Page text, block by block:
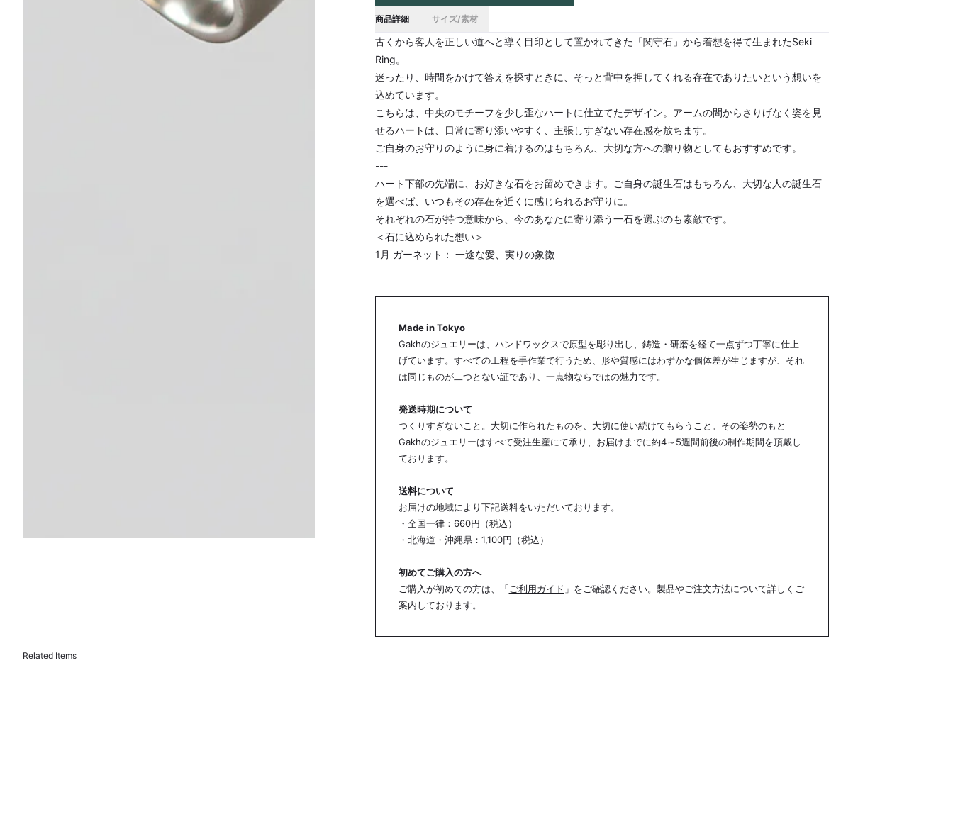
商品詳細 サイズ/素材
古くから客人を正しい道へと導く目印として置かれてきた「関守石」から着想を得て生まれたSeki
Ring。
迷ったり、時間をかけて答えを探すときに、そっと背中を押してくれる存在でありたいという想いを
込めています。
こちらは、中央のモチーフを少し歪なハートに仕立てたデザイン。アームの間からさりげなく姿を見
せるハートは、日常に寄り添いやすく、主張しすぎない存在感を放ちます。
ご自身のお守りのように身に着けるのはもちろん、大切な方への贈り物としてもおすすめです。
---
ハート下部の先端に、お好きな石をお留めできます。ご自身の誕生石はもちろん、大切な人の誕生石
を選べば、いつもその存在を近くに感じられるお守りに。
それぞれの石が持つ意味から、今のあなたに寄り添う一石を選ぶのも素敵です。
＜石に込められた想い＞
1月 ガーネット： 一途な愛、実りの象徴
5月 エメラルド： 幸運を呼ぶ、癒しの緑
6月 ムーンストーン： 月の神秘、優しい感受性
7月 ルビー： 情熱の赤、勝利の証
8月 ペリドット： 太陽の輝き、希望の光
10月 グリーントルマリン： 内なる平和、しなやかな強さ
11月 シトリン： 太陽の恵み、豊かさの象徴
12月 タンザナイト： 人生を導く、叡智の輝き
Made in Tokyo
Gakhのジュエリーは、ハンドワックスで原型を彫り出し、鋳造・研磨を経て一点ずつ丁寧に仕上
げています。すべての工程を手作業で行うため、形や質感にはわずかな個体差が生じますが、それ
は同じものが二つとない証であり、一点物ならではの魅力です。
発送時期について
つくりすぎないこと。大切に作られたものを、大切に使い続けてもらうこと。その姿勢のもと
Gakhのジュエリーはすべて受注生産にて承り、お届けまでに約4～5週間前後の制作期間を頂戴し
ております。
送料について
お届けの地域により下記送料をいただいております。
・全国一律：660円（税込）
・北海道・沖縄県：1,100円（税込）
初めてご購入の方へ
ご購入が初めての方は、「 ご利用ガイド 」をご確認ください。製品やご注文方法について詳しくご
案内しております。
Related Items